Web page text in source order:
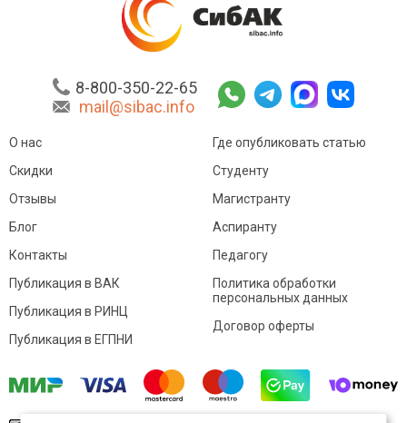
8-800-350-22-65
mail@sibac.info
О нас
Скидки
Отзывы
Блог
Контакты
Где опубликовать статью
Студенту
Магистранту
Аспиранту
Педагогу
Публикация в ВАК
Публикация в РИНЦ
Публикация в ЕГПНИ
Политика обработки
персональных данных
Договор оферты